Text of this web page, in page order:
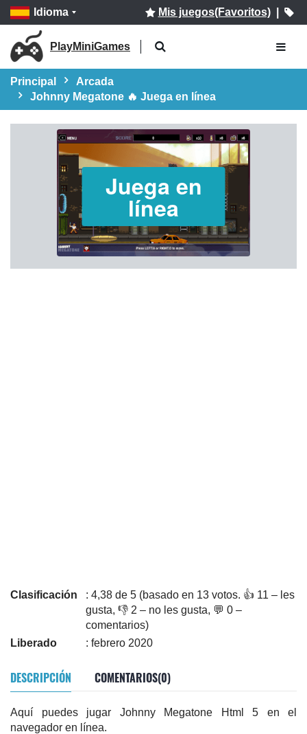
Idioma Mis juegos(Favoritos)|
PlayMiniGames
Principal
Arcada
Johnny Megatone 🔥 Juega en línea
Juega en
línea
Clasificación
: 4,38 de 5 (basado en 13 votos. 👍 11 – les
gusta, 👎 2 – no les gusta, 💬 0 –
comentarios)
Liberado
: febrero 2020
DESCRIPCIÓN COMENTARIOS(0)
Aquí puedes jugar Johnny Megatone Html 5 en el
navegador en línea.